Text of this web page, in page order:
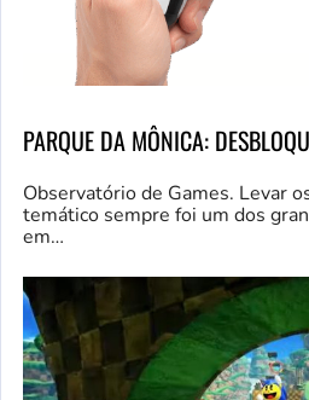
PARQUE DA MÔNICA:
Observatório de Games. Levar
temático sempre foi um dos
em…